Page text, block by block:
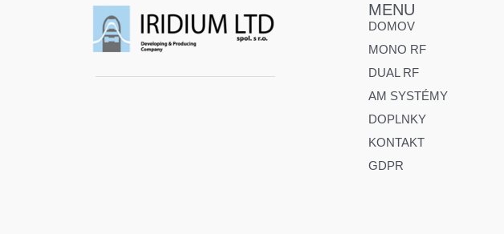
MENU
DOMOV
MONO RF
DUAL RF
AM SYSTÉMY
DOPLNKY
KONTAKT
GDPR